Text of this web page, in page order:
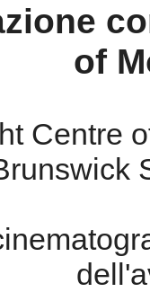
of
Centre